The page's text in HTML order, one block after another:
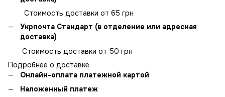
Стоимость доставки от 65 грн
Укрпочта Стандарт (в отделение или адресная
доставка)
Стоимость доставки от 50 грн
Подробнее о доставке
Онлайн-оплата платежной картой
Наложенный платеж